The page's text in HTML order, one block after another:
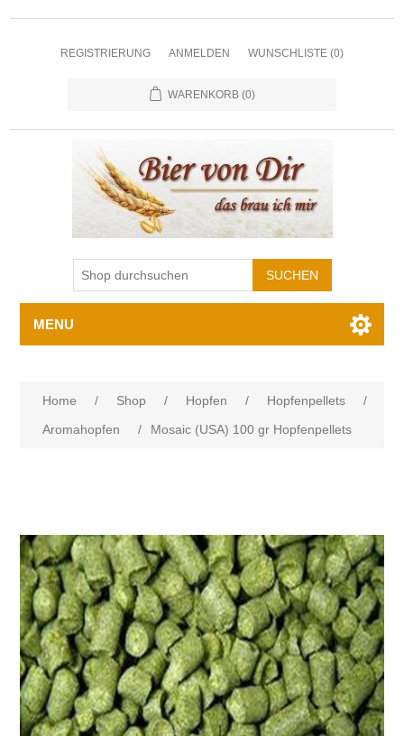
REGISTRIERUNG ANMELDEN WUNSCHLISTE (0)
WARENKORB (0)
MENU
Home / Shop / Hopfen / Hopfenpellets
/
Aromahopfen
/ Mosaic (USA) 100 gr Hopfenpellets